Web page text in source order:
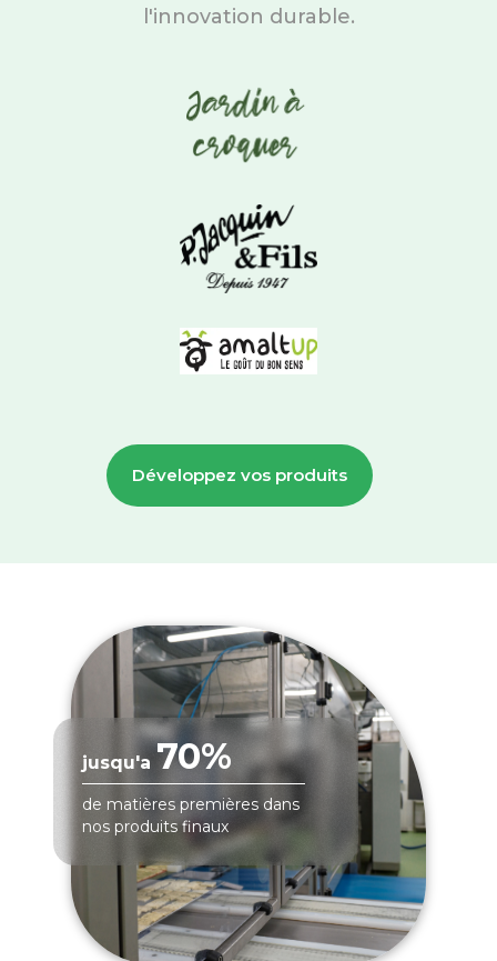
l'innovation durable.
Développez vos produits
jusqu'a 70%
de matières premières dans
nos produits finaux